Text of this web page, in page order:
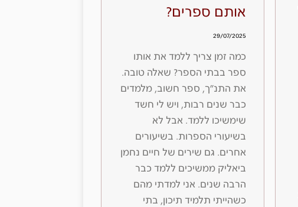
אותם ספרים?
29/07/2025
כמה זמן צריך ללמד את אותו
ספר בבתי הספר? שאלה טובה.
את התנ״ך, ספר חשוב, מלמדים
כבר שנים רבות, ויש לי חשד
שימשיכו ללמד. אבל לא
בשיעורי הספרות. בשיעורים
אחרים. גם שירים של חיים נחמן
ביאליק ממשיכים ללמד כבר
הרבה שנים. אני למדתי מהם
כשהייתי תלמיד תיכון, בתי